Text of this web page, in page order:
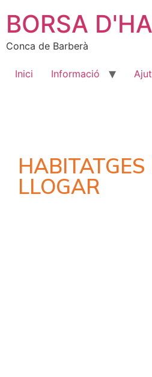
BORSA
Conca de Barberà
Inici Informació
HABITATGES
LLOGAR